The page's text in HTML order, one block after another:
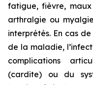
fatigue, fièvre,
arthralgie ou
interprétés. En cas
de la maladie,
complications
(cardite) ou du